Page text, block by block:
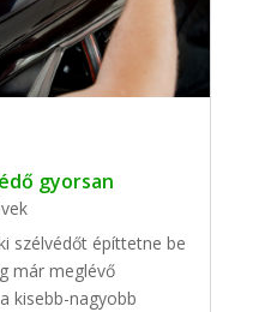
gyorsan
szélvédőt építtetne be
már meglévő
kisebb-nagyobb